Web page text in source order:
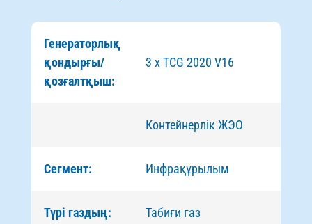
Генераторлық
қондырғы/
қозғалтқыш:
3 x TCG 2020 V16
Контейнерлік ЖЭО
Сегмент: Инфрақұрылым
Түрі газдың: Табиғи газ